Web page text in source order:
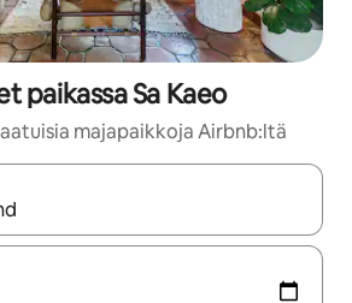
paikassa Sa Kaeo
majapaikkoja Airbnb:ltä
navigoi ylös- ja alas-